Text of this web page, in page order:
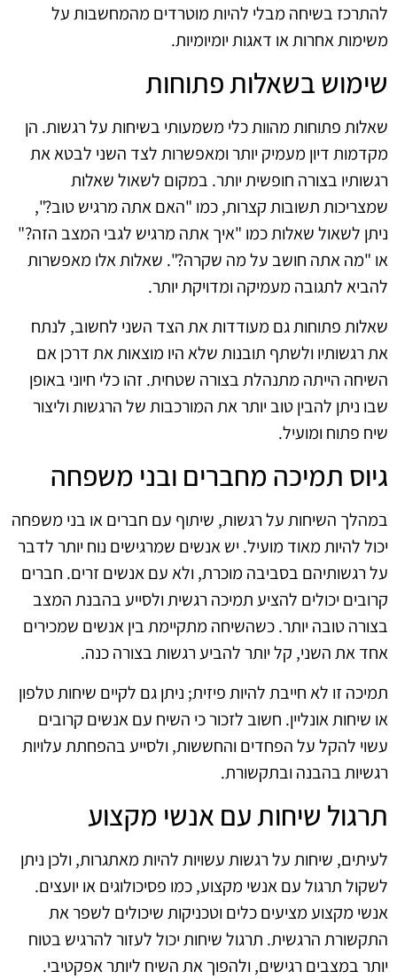
להתרכז בשיחה מבלי להיות מוטרדים מהמחשבות על
משימות אחרות או דאגות יומיומיות.
שימוש בשאלות פתוחות
שאלות פתוחות מהוות כלי משמעותי בשיחות על רגשות. הן
מקדמות דיון מעמיק יותר ומאפשרות לצד השני לבטא את
רגשותיו בצורה חופשית יותר. במקום לשאול שאלות
שמצריכות תשובות קצרות, כמו "האם אתה מרגיש טוב?",
ניתן לשאול שאלות כמו "איך אתה מרגיש לגבי המצב הזה?"
או "מה אתה חושב על מה שקרה?". שאלות אלו מאפשרות
להביא לתגובה מעמיקה ומדויקת יותר.
שאלות פתוחות גם מעודדות את הצד השני לחשוב, לנתח
את רגשותיו ולשתף תובנות שלא היו מוצאות את דרכן אם
השיחה הייתה מתנהלת בצורה שטחית. זהו כלי חיוני באופן
שבו ניתן להבין טוב יותר את המורכבות של הרגשות וליצור
שיח פתוח ומועיל.
גיוס תמיכה מחברים ובני משפחה
במהלך השיחות על רגשות, שיתוף עם חברים או בני משפחה
יכול להיות מאוד מועיל. יש אנשים שמרגישים נוח יותר לדבר
על רגשותיהם בסביבה מוכרת, ולא עם אנשים זרים. חברים
קרובים יכולים להציע תמיכה רגשית ולסייע בהבנת המצב
בצורה טובה יותר. כשהשיחה מתקיימת בין אנשים שמכירים
אחד את השני, קל יותר להביע רגשות בצורה כנה.
תמיכה זו לא חייבת להיות פיזית; ניתן גם לקיים שיחות טלפון
או שיחות אונליין. חשוב לזכור כי השיח עם אנשים קרובים
עשוי להקל על הפחדים והחששות, ולסייע בהפחתת עלויות
רגשיות בהבנה ובתקשורת.
תרגול שיחות עם אנשי מקצוע
לעיתים, שיחות על רגשות עשויות להיות מאתגרות, ולכן ניתן
לשקול תרגול עם אנשי מקצוע, כמו פסיכולוגים או יועצים.
אנשי מקצוע מציעים כלים וטכניקות שיכולים לשפר את
התקשורת הרגשית. תרגול שיחות יכול לעזור להרגיש בטוח
יותר במצבים רגישים, ולהפוך את השיח ליותר אפקטיבי.